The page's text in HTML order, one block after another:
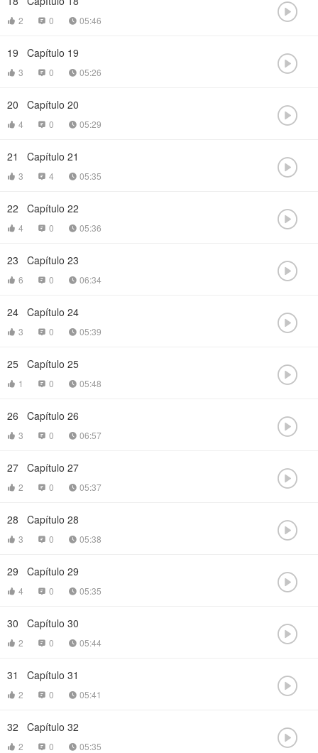
 2  0  05:46 
19 Capítulo 19
 3  0  05:26 
20 Capítulo 20
 4  0  05:29 
21 Capítulo 21
 3  4  05:35 
22 Capítulo 22
 4  0  05:36 
23 Capítulo 23
 6  0  06:34 
24 Capítulo 24
 3  0  05:39 
25 Capítulo 25
 1  0  05:48 
26 Capítulo 26
 3  0  06:57 
27 Capítulo 27
 2  0  05:37 
28 Capítulo 28
 3  0  05:38 
29 Capítulo 29
 4  0  05:35 
30 Capítulo 30
 2  0  05:44 
31 Capítulo 31
 2  0  05:41 
32 Capítulo 32
 2  0  05:35 